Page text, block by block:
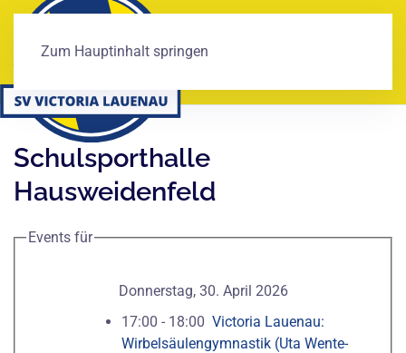
Zum Hauptinhalt springen
Schulsporthalle
Hausweidenfeld
Events für
Donnerstag, 30. April 2026
17:00 - 18:00 Victoria Lauenau:
Wirbelsäulengymnastik (Uta Wente-